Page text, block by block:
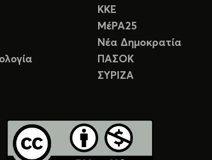
ΚΚΕ
ΜέΡΑ25
Νέα Δημοκρατία
ΠΑΣΟΚ
ΣΥΡΙΖΑ